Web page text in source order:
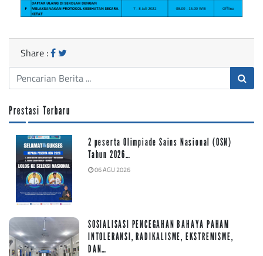
Share :
Prestasi Terbaru
2 peserta Olimpiade Sains Nasional (OSN)
Tahun 2026…
06 AGU 2026
SOSIALISASI PENCEGAHAN BAHAYA PAHAM
INTOLERANSI, RADIKALISME, EKSTREMISME,
DAN…